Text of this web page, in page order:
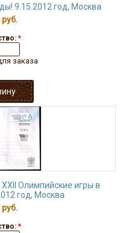
9.15.2012 год, Москва
*
заказа
Олимпийские игры в
год, Москва
*